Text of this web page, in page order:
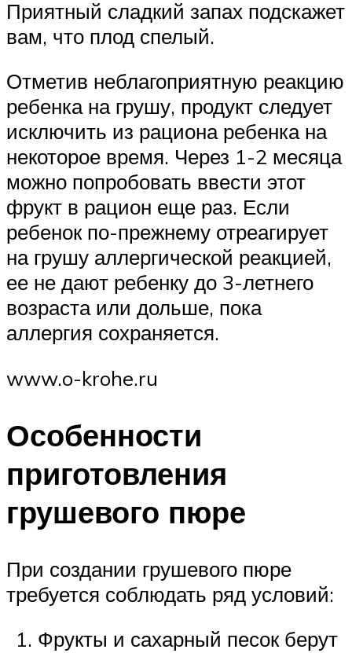
Приятный сладкий запах подскажет
вам, что плод спелый.
Отметив неблагоприятную реакцию
ребенка на грушу, продукт следует
исключить из рациона ребенка на
некоторое время. Через 1-2 месяца
можно попробовать ввести этот
фрукт в рацион еще раз. Если
ребенок по-прежнему отреагирует
на грушу аллергической реакцией,
ее не дают ребенку до 3-летнего
возраста или дольше, пока
аллергия сохраняется.
www.o-krohe.ru
Особенности
приготовления
грушевого пюре
При создании грушевого пюре
требуется соблюдать ряд условий:
Фрукты и сахарный песок берут